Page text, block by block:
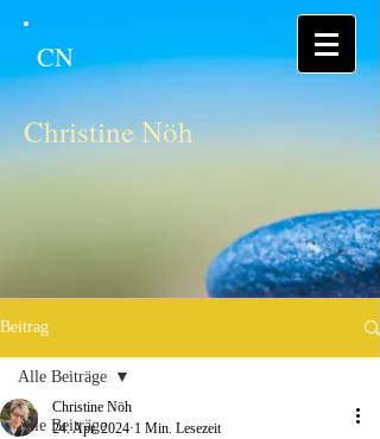
CN
Christine Nöh
Beitrag
Alle Beiträge
Alle Beiträge
Christine Nöh
24. Apr. 2024 1 Min. Lesezeit